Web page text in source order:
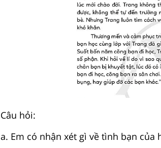
Câu hỏi:
a. Em có nhận xét gì về tình bạn